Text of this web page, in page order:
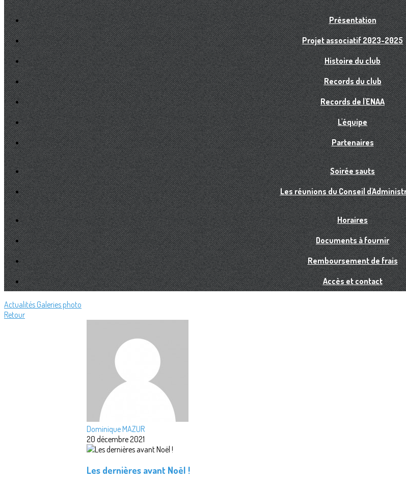
Présentation
Projet associatif 2023-2025
Histoire du club
Records du club
Records de l'ENAA
L'équipe
Partenaires
Soirée sauts
Les réunions du Conseil
Horaires
Documents à fournir
Remboursement de frais
Accès et contact
Actualités Galeries photo
Retour
Dominique MAZUR
20 décembre 2021
Les dernières avant Noël !